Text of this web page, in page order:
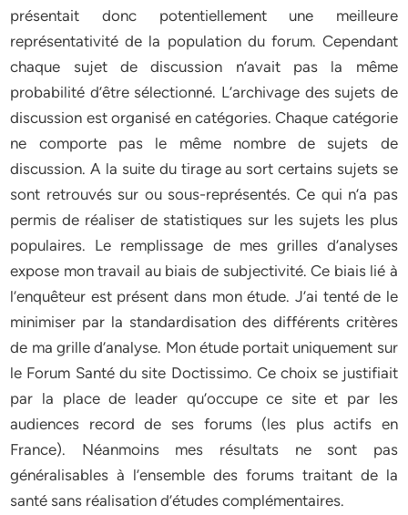
présentait donc potentiellement une meilleure
représentativité de la population du forum. Cependant
chaque sujet de discussion n’avait pas la même
probabilité d’être sélectionné. L’archivage des sujets de
discussion est organisé en catégories. Chaque catégorie
ne comporte pas le même nombre de sujets de
discussion. A la suite du tirage au sort certains sujets se
sont retrouvés sur ou sous-représentés. Ce qui n’a pas
permis de réaliser de statistiques sur les sujets les plus
populaires. Le remplissage de mes grilles d’analyses
expose mon travail au biais de subjectivité. Ce biais lié à
l’enquêteur est présent dans mon étude. J’ai tenté de le
minimiser par la standardisation des différents critères
de ma grille d’analyse. Mon étude portait uniquement sur
le Forum Santé du site Doctissimo. Ce choix se justifiait
par la place de leader qu’occupe ce site et par les
audiences record de ses forums (les plus actifs en
France). Néanmoins mes résultats ne sont pas
généralisables à l’ensemble des forums traitant de la
santé sans réalisation d’études complémentaires.